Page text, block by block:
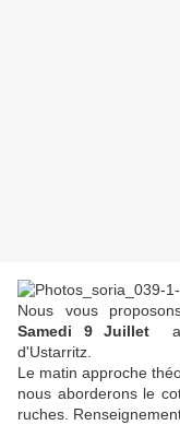
Nous vous
Samedi 9 Juillet
d'Ustarritz.
Le matin approche
nous aborderons le
ruches.